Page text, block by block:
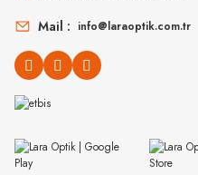
Zeiss SmartLife Individual
Mail : info@laraoptik.com.tr